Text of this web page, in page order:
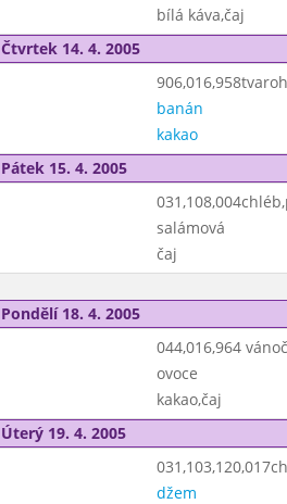
bílá káva,čaj
Čtvrtek 14. 4. 2005
banán
kakao
Pátek 15. 4. 2005
salámová
čaj
Pondělí 18. 4. 2005
044,016,964
ovoce
kakao,čaj
Úterý 19. 4. 2005
džem